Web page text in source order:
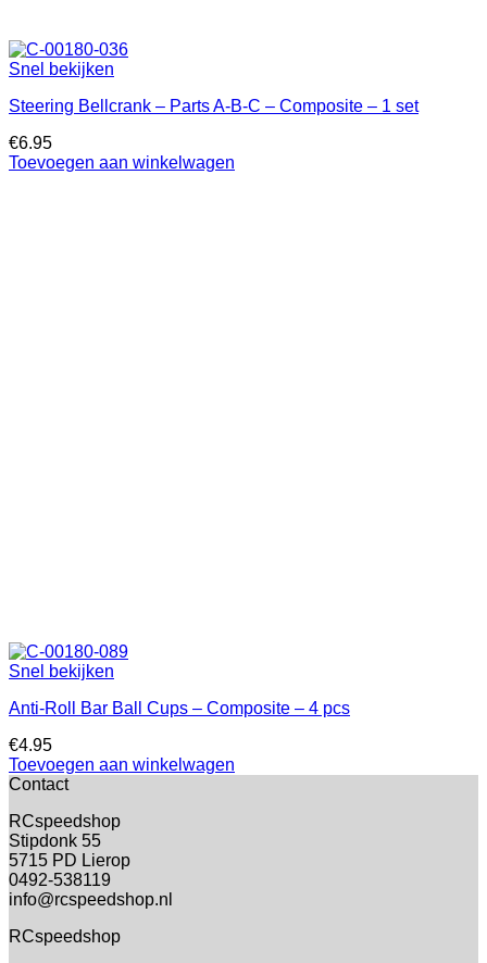
Snel bekijken
Steering Bellcrank – Parts A-B-C – Composite – 1 set
€6.95
Toevoegen aan winkelwagen
Snel bekijken
Anti-Roll Bar Ball Cups – Composite – 4 pcs
€4.95
Toevoegen aan winkelwagen
Contact
RCspeedshop
Stipdonk 55
5715 PD Lierop
0492-538119
info@rcspeedshop.nl
RCspeedshop